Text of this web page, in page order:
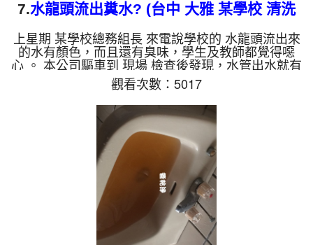
7.水龍頭流出糞水? (台中 大雅 某學校 清洗
水管 )
上星期 某學校總務組長 來電說學校的 水龍頭流出來
的水有顏色，而且還有臭味，學生及教師都覺得噁
心 。 本公司驅車到 現場 檢查後發現，水管出水就有
像是井水的味道了，再到水塔查看，發現來源就有問
題，在仔細往下查詢，管路往水塔的管路都在地下，
研判水管已經破掉了，當下就趕緊把管路洗好及洗水
塔。 一開始水龍頭管路就噴出汙水，看起來跟霧濛
濛，還不斷發出惡臭，就像是糞水一般，不斷噴出，
如下圖。 水管裡的髒東西不斷流出來，水的顏色慢
慢變成透明，髒東西也越來越少，最後變成乾淨的清
水。 清...
觀看次數：5017